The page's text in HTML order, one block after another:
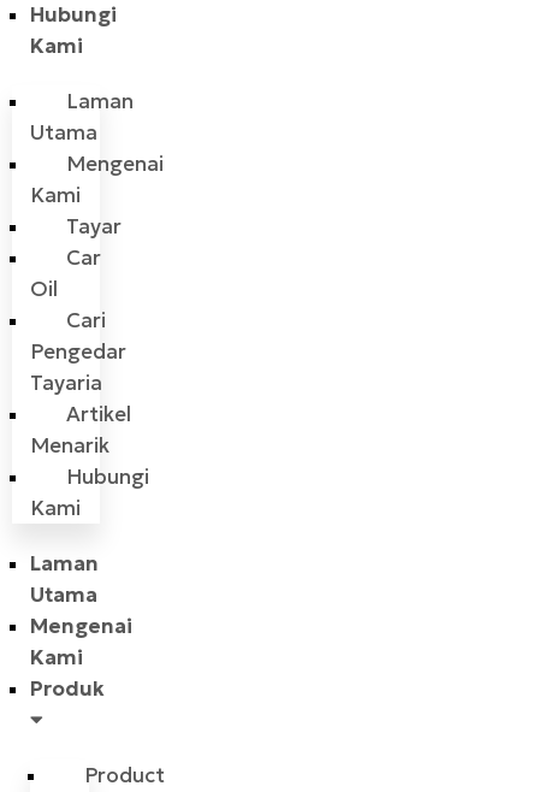
Hubungi
Kami
Laman
Utama
Mengenai
Kami
Tayar
Car
Oil
Cari
Pengedar
Tayaria
Artikel
Menarik
Hubungi
Kami
Laman
Utama
Mengenai
Kami
Produk
Product